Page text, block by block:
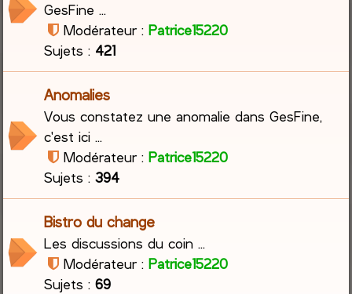
GesFine ...
Modérateur : Patrice15220
Sujets : 421
Anomalies
Vous constatez une anomalie dans GesFine,
c'est ici ...
Modérateur : Patrice15220
Sujets :394
Bistro du change
Les discussions du coin ...
Modérateur : Patrice15220
Sujets :69